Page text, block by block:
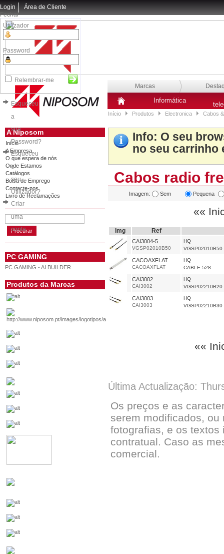
Login
Fechar
Utilizador
Password
Relembrar-me
Esqueceu
a
sua
Password?
Esqueceu
o
seu
Utilizador?
Criar
uma
conta
Área de Cliente
Marcas
Informática
Início Produtos Electronica Cabos
A Niposom
Início
A Empresa
O que espera de nós
Onde Estamos
Catálogos
Bolsa de Emprego
Contacte-nos
Livro de Reclamações
PC GAMING
PC GAMING - AI BUILDER
Produtos da Marcas
Info: O seu
no seu carrinho
Cabos radio
Imagem: Sem Pequena
««
Img Ref
CAI3004-5
VGSP02010B50
HQ
VGSP02010B50
CACOAXFLAT
CACOAXFLAT
HQ
CABLE-528
CAI3002
CAI3002
HQ
VGSP02210B20
CAI3003
CAI3003
HQ
VGSP02210B30
««
Última Actualização:
Os preços e as
serem modificados, ou
fotografias, e os
contratual. Caso as
comercial.